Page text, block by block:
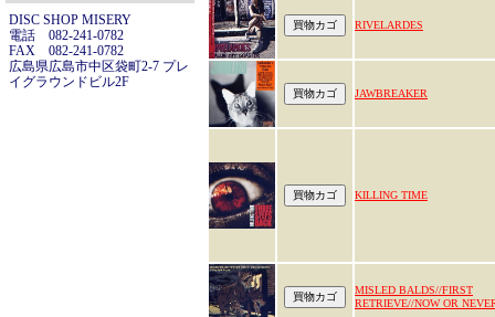
DISC SHOP MISERY
電話 082-241-0782
FAX 082-241-0782
広島県広島市中区袋町2-7 プレ
イグラウンドビル2F
RIVELARDES
JAWBREAKER
KILLING TIME
MISLED BALDS//FIRST
RETRIEVE//NOW OR